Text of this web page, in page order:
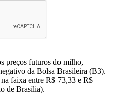
preços futuros do milho,
da Bolsa Brasileira (B3).
faixa entre R$ 73,33 e R$
de Brasília).